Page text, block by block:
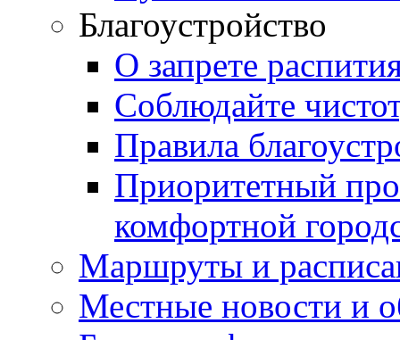
Благоустройство
О запрете
Соблюдайте
Правила
Приоритетный
комфортной
Маршруты и
Местные новости и